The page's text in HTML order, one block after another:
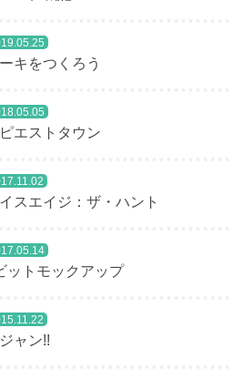
キをつくろう
エストタウン
スエイジ：ザ・ハント
ットモックアップ
ャン!!